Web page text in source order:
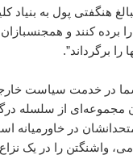
هنگفتی پول به بنیاد
برده کنند و
را برگرداند”.
در خدمت سیاست
مجموعه‌ای از سلسله
در خاورمیانه
‌واشنگتن را در یک نزاع